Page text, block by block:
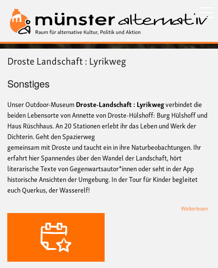
zum
Inhalt
Droste Landschaft : Lyrikweg
Sonstiges
Unser Outdoor-MuseumDroste-Landschaft : Lyrikwegverbindet die
beiden Lebensorte von Annette von Droste-Hülshoff: Burg Hülshoff und
Haus Rüschhaus. An 20 Stationen erlebt ihr das Leben und Werk der
Dichterin. Geht den Spazierweg
gemeinsam mit Droste und taucht ein in ihre Naturbeobachtungen. Ihr
erfahrt hier Spannendes über den Wandel der Landschaft, hört
literarische Texte von Gegenwartsautor*innen oder seht in der App
historische Ansichten der Umgebung. In der Tour für Kinder begleitet
euch Querkus, der Wasserelf!
Weiterlesen